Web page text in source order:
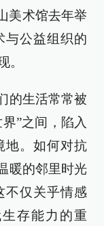
美术馆去年举
与公益组织的
。
的生活常常被
”之间，陷入
地。如何对抗
暖的邻里时光
不仅关乎情感
存能力的重